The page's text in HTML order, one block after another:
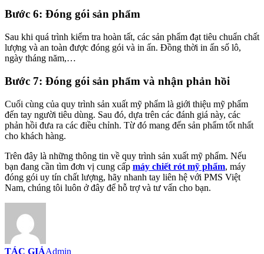
Bước 6: Đóng gói sản phẩm
Sau khi quá trình kiểm tra hoàn tất, các sản phẩm đạt tiêu chuẩn chất
lượng và an toàn được đóng gói và in ấn. Đồng thời in ấn số lô,
ngày tháng năm,…
Bước 7: Đóng gói sản phẩm và nhận phản hồi
Cuối cùng của quy trình sản xuất mỹ phẩm là giới thiệu mỹ phẩm
đến tay người tiêu dùng. Sau đó, dựa trên các đánh giá này, các
phản hồi đưa ra các điều chỉnh. Từ đó mang đến sản phẩm tốt nhất
cho khách hàng.
Trên đây là những thông tin về quy trình sản xuất mỹ phẩm. Nếu
bạn đang cần tìm đơn vị cung cấp máy chiết rót mỹ phẩm, máy
đóng gói uy tín chất lượng, hãy nhanh tay liên hệ với PMS Việt
Nam, chúng tôi luôn ở đây để hỗ trợ và tư vấn cho bạn.
TÁC GIẢAdmin